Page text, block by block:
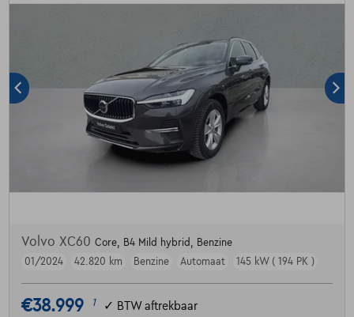
Volvo XC60 Core, B4 Mild hybrid, Benzine
01/2024
42.820 km Benzine Automaat 145 kW ( 194 PK )
€38.999 1 ✓ BTW aftrekbaar